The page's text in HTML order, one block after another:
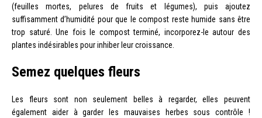
(feuilles mortes, pelures de fruits et légumes), puis ajoutez
suffisamment d’humidité pour que le compost reste humide sans être
trop saturé. Une fois le compost terminé, incorporez-le autour des
plantes indésirables pour inhiber leur croissance.
Semez quelques fleurs
Les fleurs sont non seulement belles à regarder, elles peuvent
également aider à garder les mauvaises herbes sous contrôle !